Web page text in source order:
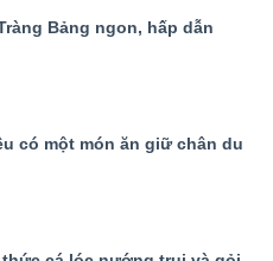
Bảng ngon, hấp dẫn
có một món ăn giữ chân du